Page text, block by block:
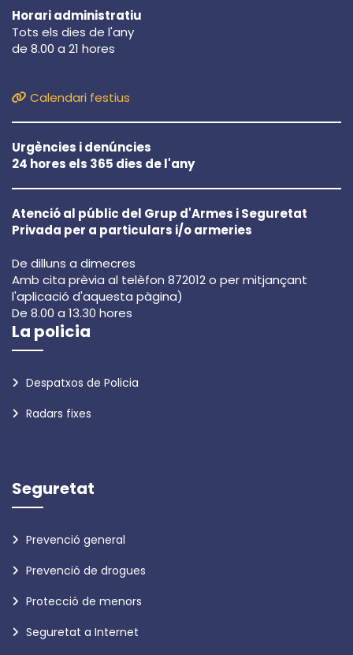
Horari administratiu
Tots els dies de l'any
de 8.00 a 21 hores
Calendari festius
Urgències i denúncies
24 hores els 365 dies de l'any
Atenció al públic del Grup d'Armes i Seguretat
Privada per a particulars i/o armeries
De dilluns a dimecres
Amb cita prèvia al telèfon 872012 o per mitjançant
l'aplicació d'aquesta pàgina)
De 8.00 a 13.30 hores
La policia
Despatxos de Policia
Radars fixes
Seguretat
Prevenció general
Prevenció de drogues
Protecció de menors
Seguretat a Internet